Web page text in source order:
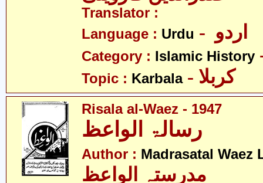
Translator :
Language : Urdu
Category : Islamic History
Topic : Karbala - کربلا
Risala al-Waez - 1947
رسالۃ الواعظ
Author : Madrasatal Waez
مدرستہ الواعظ